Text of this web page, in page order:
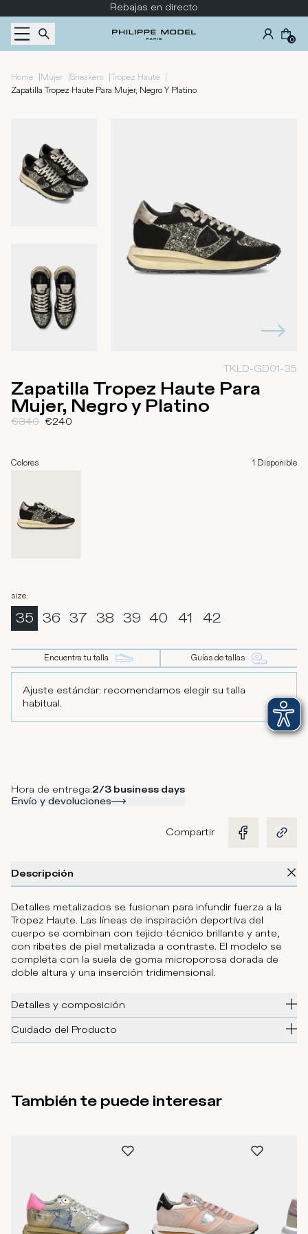
Rebajas en directo
0
Home |Mujer |Sneakers |Tropez Haute |
Zapatilla Tropez Haute Para Mujer, Negro Y Platino
TKLD-GD01-35
Zapatilla Tropez Haute Para
Mujer, Negro y Platino
€340 €240
Colores 1 Disponible
size:
35 36 37 38 39 40 41 42
Encuentra tu talla Guías de tallas
Ajuste estándar: recomendamos elegir su talla
habitual.
Hora de entrega:2/3 business days
Envío y devoluciones
Compartir
Descripción
Detalles metalizados se fusionan para infundir fuerza a la
Tropez Haute. Las líneas de inspiración deportiva del
cuerpo se combinan con tejido técnico brillante y ante,
con ribetes de piel metalizada a contraste. El modelo se
completa con la suela de goma microporosa dorada de
doble altura y una inserción tridimensional.
Detalles y composición
Cuidado del Producto
También te puede interesar